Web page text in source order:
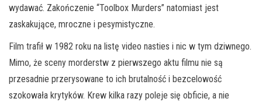
wydawać. Zakończenie “Toolbox Murders” natomiast jest
zaskakujące, mroczne i pesymistyczne.
Film trafił w 1982 roku na listę video nasties i nic w tym dziwnego.
Mimo, że sceny morderstw z pierwszego aktu filmu nie są
przesadnie przerysowane to ich brutalność i bezcelowość
szokowała krytyków. Krew kilka razy poleje się obficie, a nie